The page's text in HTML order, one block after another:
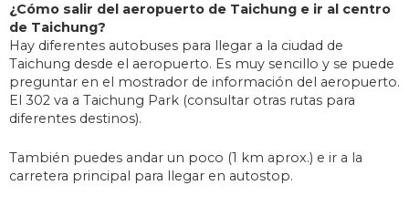
¿Cómo salir del aeropuerto de Taichung e ir al centro
de Taichung?
Hay diferentes autobuses para llegar a la ciudad de
Taichung desde el aeropuerto. Es muy sencillo y se puede
preguntar en el mostrador de información del aeropuerto.
El 302 va a Taichung Park (consultar otras rutas para
diferentes destinos).
También puedes andar un poco (1 km aprox.) e ir a la
carretera principal para llegar en autostop.